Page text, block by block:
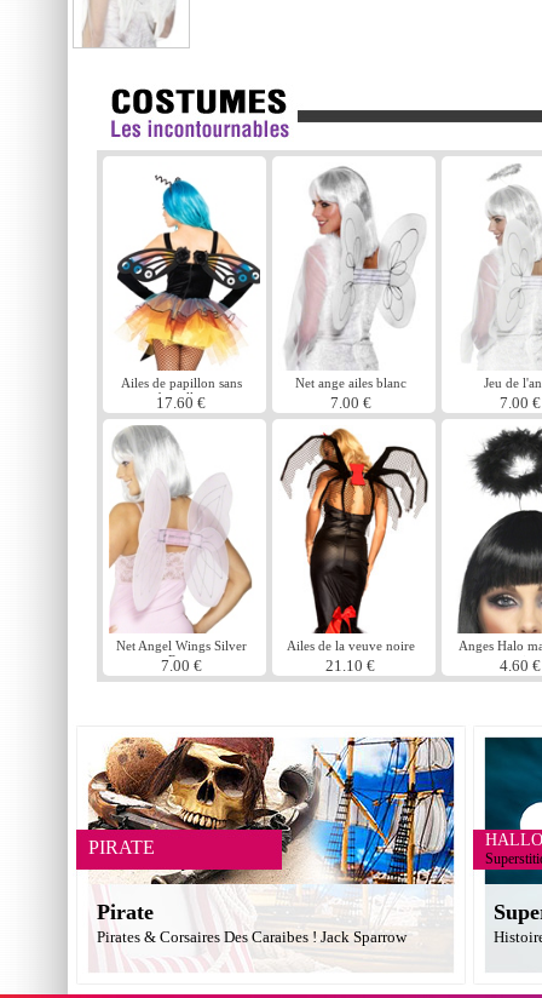
Ailes de papillon sans
bretelles
17.60 €
Net ange ailes blanc
argent
7.00 €
Jeu de
7.00 €
Net Angel Wings Silver
Rose
7.00 €
Ailes de la veuve noire
21.10 €
Anges Halo
noir
4.60 €
PIRATE
Pirate
Pirates & Corsaires Des Caraibes ! Jack Sparrow